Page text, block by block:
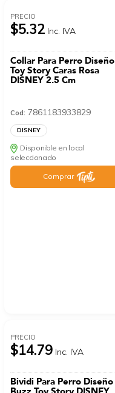
PRECIO
$5.32 Inc. IVA
Collar Para Perro Diseño
Toy Story Caras Rosa
DISNEY 2.5 Cm
Cod: 7861183933829
DISNEY
Disponible en local
seleccionado
Comprar
PRECIO
$14.79 Inc. IVA
Bividi Para Perro Diseño